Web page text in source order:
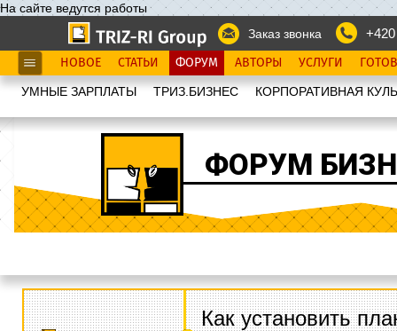
На сайте ведутся работы
Заказ звонка
НОВОЕ СТАТЬИ ФОРУМ АВТОРЫ УСЛУГИ
УМНЫЕ ЗАРПЛАТЫ ТРИЗ.БИЗНЕС КОРПОРАТИВНАЯ
ФОРУМ
Как установить